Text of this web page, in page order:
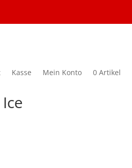
Kasse Mein Konto 0 Artikel